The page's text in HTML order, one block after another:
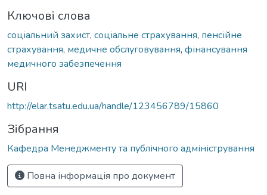
Ключові слова
соціальний захист, соціальне страхування, пенсійне
страхування, медичне обслуговування, фінансування
медичного забезпечення
URI
http://elar.tsatu.edu.ua/handle/123456789/15860
Зібрання
Кафедра Менеджменту та публічного адміністрування
Повна інформація про документ